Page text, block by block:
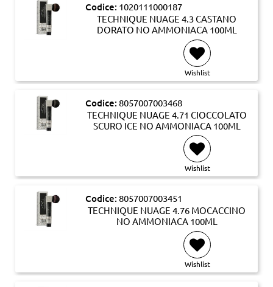
Codice: 1020111000187
TECHNIQUE NUAGE 4.3 CASTANO
DORATO NO AMMONIACA 100ML
Wishlist
Codice: 8057007003468
TECHNIQUE NUAGE 4.71 CIOCCOLATO
SCURO ICE NO AMMONIACA 100ML
Wishlist
Codice: 8057007003451
TECHNIQUE NUAGE 4.76 MOCACCINO
NO AMMONIACA 100ML
Wishlist